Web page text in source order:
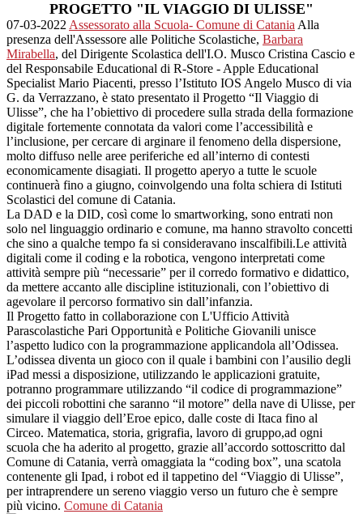
PROGETTO "IL VIAGGIO DI ULISSE"
07-03-2022 Assessorato alla Scuola- Comune di Catania Alla
presenza dell'Assessore alle Politiche Scolastiche, Barbara
Mirabella, del Dirigente Scolastica dell'I.O. Musco Cristina Cascio e
del Responsabile Educational di R-Store - Apple Educational
Specialist Mario Piacenti, presso l’Istituto IOS Angelo Musco di via
G. da Verrazzano, è stato presentato il Progetto “Il Viaggio di
Ulisse”, che ha l’obiettivo di procedere sulla strada della formazione
digitale fortemente connotata da valori come l’accessibilità e
l’inclusione, per cercare di arginare il fenomeno della dispersione,
molto diffuso nelle aree periferiche ed all’interno di contesti
economicamente disagiati. Il progetto aperyo a tutte le scuole
continuerà fino a giugno, coinvolgendo una folta schiera di Istituti
Scolastici del comune di Catania.
La DAD e la DID, così come lo smartworking, sono entrati non
solo nel linguaggio ordinario e comune, ma hanno stravolto concetti
che sino a qualche tempo fa si consideravano inscalfibili.Le attività
digitali come il coding e la robotica, vengono interpretati come
attività sempre più “necessarie” per il corredo formativo e didattico,
da mettere accanto alle discipline istituzionali, con l’obiettivo di
agevolare il percorso formativo sin dall’infanzia.
Il Progetto fatto in collaborazione con L'Ufficio Attività
Parascolastiche Pari Opportunità e Politiche Giovanili unisce
l’aspetto ludico con la programmazione applicandola all’Odissea.
L’odissea diventa un gioco con il quale i bambini con l’ausilio degli
iPad messi a disposizione, utilizzando le applicazioni gratuite,
potranno programmare utilizzando “il codice di programmazione”
dei piccoli robottini che saranno “il motore” della nave di Ulisse, per
simulare il viaggio dell’Eroe epico, dalle coste di Itaca fino al
Circeo. Matematica, storia, grigrafia, lavoro di gruppo,ad ogni
scuola che ha aderito al progetto, grazie all’accordo sottoscritto dal
Comune di Catania, verrà omaggiata la “coding box”, una scatola
contenente gli Ipad, i robot ed il tappetino del “Viaggio di Ulisse”,
per intraprendere un sereno viaggio verso un futuro che è sempre
più vicino. Comune di Catania